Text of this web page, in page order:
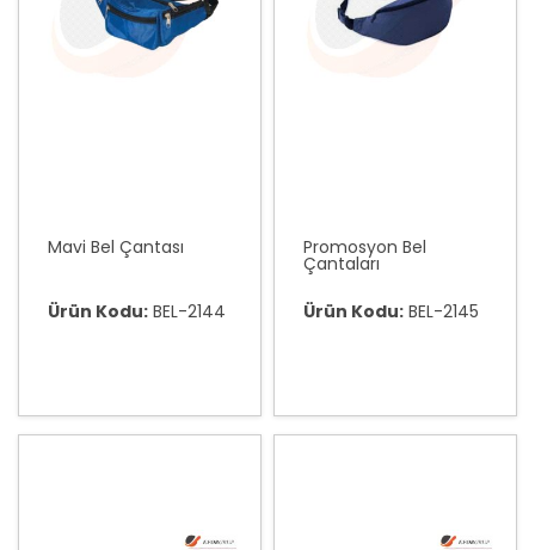
Mavi Bel Çantası
Ürün Kodu: BEL-2144
Promosyon Bel
Çantaları
Ürün Kodu: BEL-2145